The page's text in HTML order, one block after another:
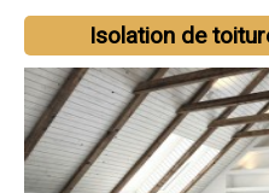
Isolation de